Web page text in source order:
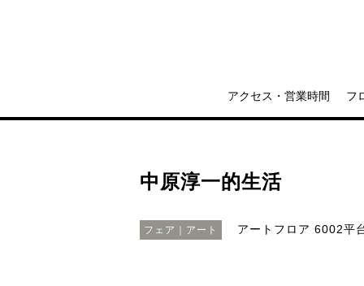
アクセス・営業時間 フ
中原淳一的生活
フェア｜アート アートフロア 6002平